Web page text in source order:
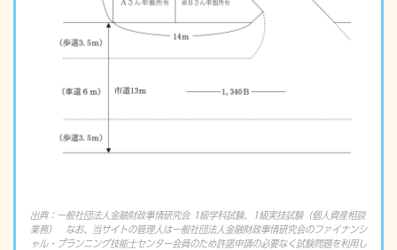
出典：一般社団法人金融財政事情研究会 1級学科試験、1級実技試験（個人資産相談
業務） なお、当サイトの管理人は一般社団法人金融財政事情研究会のファイナンシ
ャル・プランニング技能士センター会員のため許諾申請の必要なく試験問題を利用し